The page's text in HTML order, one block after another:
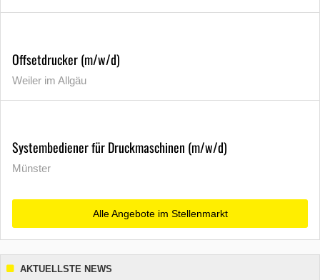
Offsetdrucker (m/w/d)
Weiler im Allgäu
Systembediener für Druckmaschinen (m/w/d)
Münster
Alle Angebote im Stellenmarkt
AKTUELLSTE NEWS